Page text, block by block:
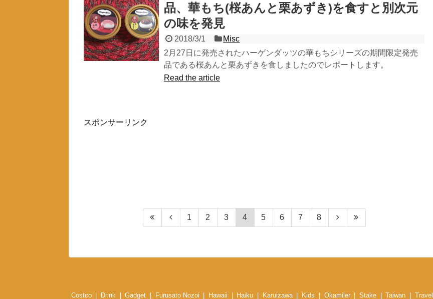
品、華もち(桜あんと栗あずき)を食すと別次元
の味を発見
2018/3/1
Misc
2月27日に発売されたハーゲンダッツの華もちシリーズの期間限定発売
品である桜あんと栗あずきを食しましたのでレポートします。
Read the article
スポンサーリンク
1 2 3 4 5 6 7 8
Costco Drink Gadget Furusato Nozoi Hawaii Haiku Karuizawa Kids Okamiler Stake Taiwan Travel